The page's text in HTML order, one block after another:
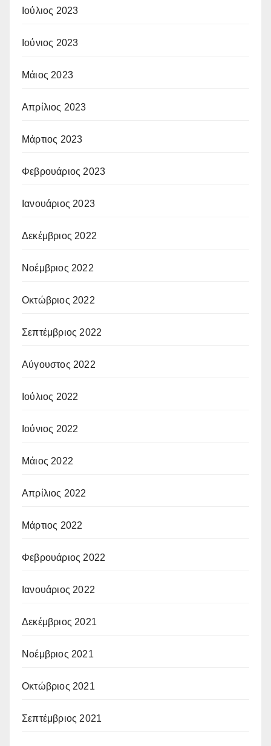
Ιούλιος 2023
Ιούνιος 2023
Μάιος 2023
Απρίλιος 2023
Μάρτιος 2023
Φεβρουάριος 2023
Ιανουάριος 2023
Δεκέμβριος 2022
Νοέμβριος 2022
Οκτώβριος 2022
Σεπτέμβριος 2022
Αύγουστος 2022
Ιούλιος 2022
Ιούνιος 2022
Μάιος 2022
Απρίλιος 2022
Μάρτιος 2022
Φεβρουάριος 2022
Ιανουάριος 2022
Δεκέμβριος 2021
Νοέμβριος 2021
Οκτώβριος 2021
Σεπτέμβριος 2021